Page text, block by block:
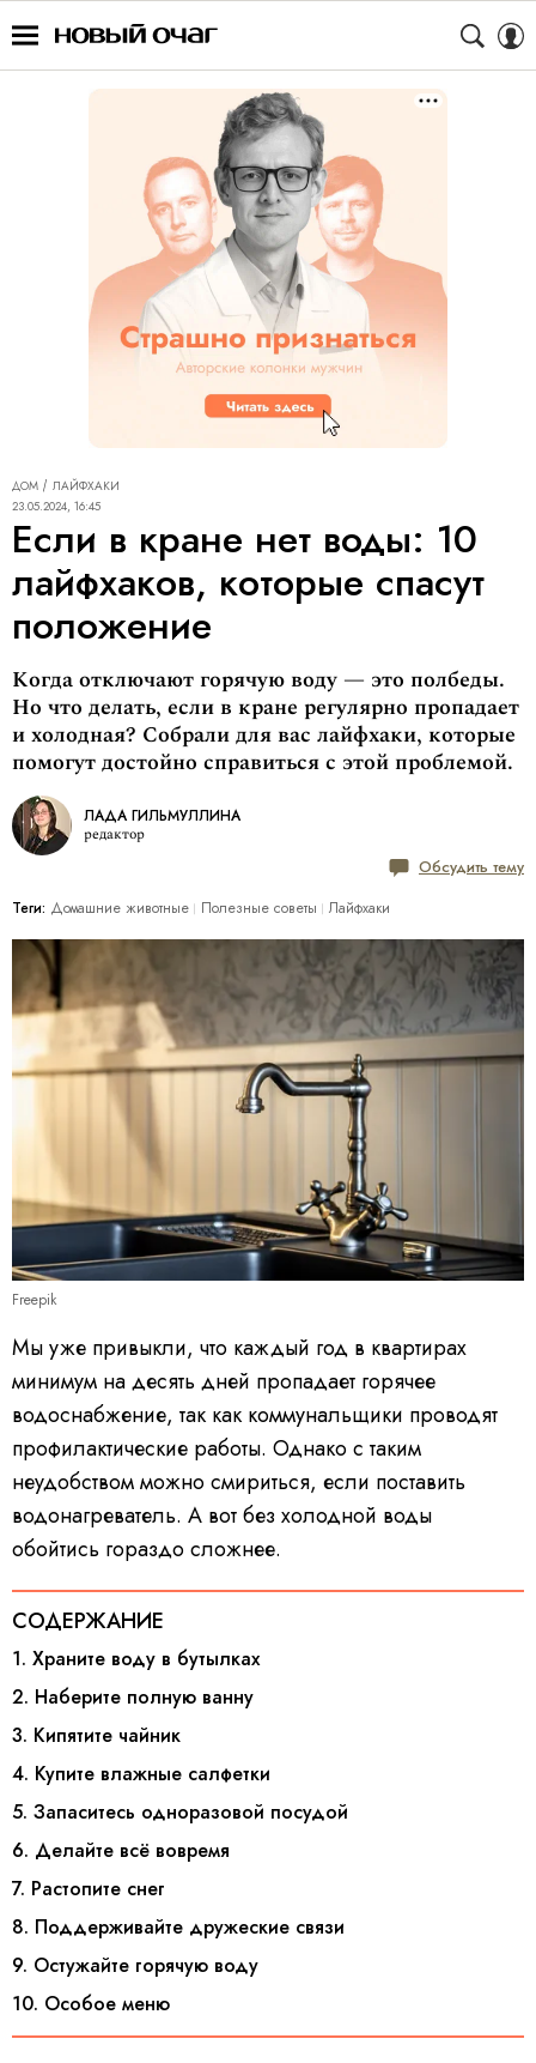
ДОМ
ЛАЙФХАКИ
23.05.2024, 16:45
Если в кране нет воды: 10
лайфхаков, которые спасут
положение
Когда отключают горячую воду — это полбеды.
Но что делать, если в кране регулярно пропадает
и холодная? Собрали для вас лайфхаки, которые
помогут достойно справиться с этой проблемой.
ЛАДА ГИЛЬМУЛЛИНА
редактор
Обсудить тему
Теги: Домашние животные Полезные советы Лайфхаки
Freepik
Мы уже привыкли, что каждый год в квартирах
минимум на десять дней пропадает горячее
водоснабжение, так как коммунальщики проводят
профилактические работы. Однако с таким
неудобством можно смириться, если поставить
водонагреватель. А вот без холодной воды
обойтись гораздо сложнее.
СОДЕРЖАНИЕ
1. Храните воду в бутылках
2. Наберите полную ванну
3. Кипятите чайник
4. Купите влажные салфетки
5. Запаситесь одноразовой посудой
6. Делайте всё вовремя
7. Растопите снег
8. Поддерживайте дружеские связи
9. Остужайте горячую воду
10. Особое меню